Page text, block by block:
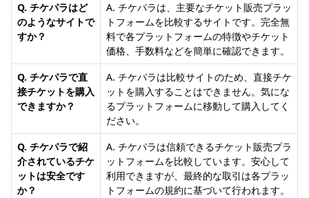
Q. チケパラはど
のようなサイトで
すか？
A. チケパラは、主要なチケット販売プラッ
トフォームを比較するサイトです。完全無
料で各プラットフォームの特徴やチケット
価格、手数料などを簡単に確認できます。
Q. チケパラで直
接チケットを購入
できますか？
A. チケパラは比較サイトのため、直接チケ
ットを購入することはできません。気にな
るプラットフォームに移動して購入してく
ださい。
Q. チケパラで紹
介されているチケ
ットは安全です
か？
A. チケパラは信頼できるチケット販売プラ
ットフォームを比較しています。安心して
利用できますが、最終的な取引は各プラッ
トフォームの規約に基づいて行われます。